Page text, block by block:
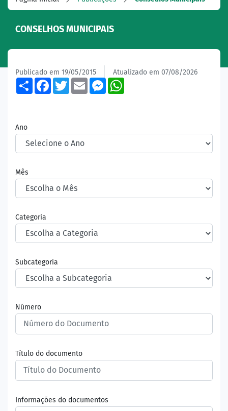
CONSELHOS MUNICIPAIS
Publicado em 19/05/2015 Atualizado em 07/08/2026
ShareFacebook
TwitterEmailMessenger
Ano
Mês
Categoria
Subcategoria
Número
Título do documento
Informações do documentos